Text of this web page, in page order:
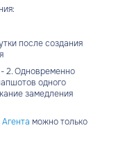
после создания
2. Одновременно
одного
замедления
Агента можно только